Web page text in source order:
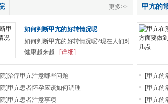
更多>>
如何判断甲亢的好转情况呢
如何判断甲亢的好转情况呢?现在人们对
健康越来越...[详细]
]治疗甲亢注意哪些问题
]甲亢患者怀孕应该如何调理
]甲亢患者注意事项
甲亢的
[甲亢的
[甲亢的
[甲亢的